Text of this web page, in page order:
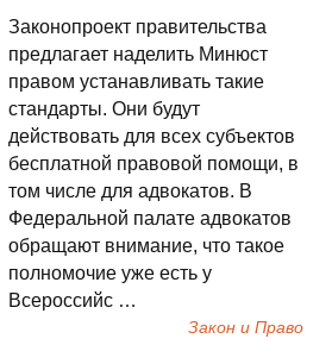
Законопроект правительства
предлагает наделить Минюст
правом устанавливать такие
стандарты. Они будут
действовать для всех субъектов
бесплатной правовой помощи, в
том числе для адвокатов. В
Федеральной палате адвокатов
обращают внимание, что такое
полномочие уже есть у
Всероссийс …
Закон и Право